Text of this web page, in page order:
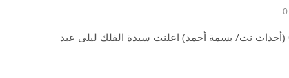
0
الاثنين ، 29 ابريل 2024 الساعة 06:00 (أحداث نت/ بسمة أحمد) اعلنت سيدة الفلك ليلى عبد